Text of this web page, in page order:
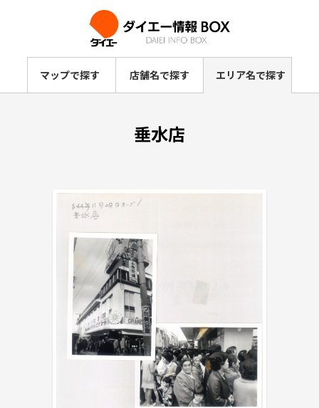
マップで探す 店舗名で探す エリア名で探す
垂水店